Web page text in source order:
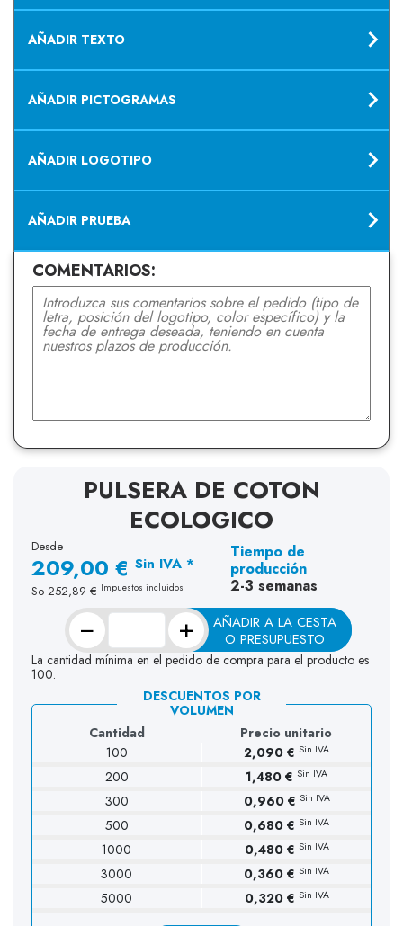
AÑADIR TEXTO
AÑADIR PICTOGRAMAS
AÑADIR LOGOTIPO
AÑADIR PRUEBA
COMENTARIOS:
PULSERA DE COTON
ECOLOGICO
Desde
209,00 € Sin IVA *
So 252,89 € Impuestos incluidos
Tiempo de
producción
2-3 semanas
− +
AÑADIR A LA CESTA
O PRESUPUESTO
La cantidad mínima en el pedido de compra para el producto es
100.
DESCUENTOS POR
VOLUMEN
Cantidad
Precio unitario
100
2,090 € Sin IVA
200 1,480 € Sin IVA
300 0,960 € Sin IVA
500 0,680 € Sin IVA
1000 0,480 € Sin IVA
3000 0,360 € Sin IVA
5000 0,320 € Sin IVA